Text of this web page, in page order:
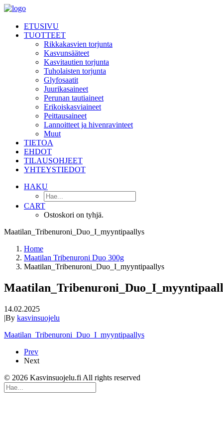
ETUSIVU
TUOTTEET
Rikkakasvien torjunta
Kasvunsääteet
Kasvitautien torjunta
Tuholaisten torjunta
Glyfosaatit
Juurikasaineet
Perunan tautiaineet
Erikoiskasviaineet
Peittausaineet
Lannoitteet ja hivenravinteet
Muut
TIETOA
EHDOT
TILAUSOHJEET
YHTEYSTIEDOT
HAKU
CART
Ostoskori on tyhjä.
Maatilan_Tribenuroni_Duo_I_myyntipaallys
Home
Maatilan Tribenuroni Duo 300g
Maatilan_Tribenuroni_Duo_I_myyntipaallys
14.02.2025
|By kasvinsuojelu
Maatilan_Tribenuroni_Duo_I_myyntipaallys
Prev
Next
© 2026 Kasvinsuojelu.fi All rights reserved